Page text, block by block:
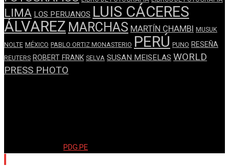
LIMA LOS PERUANOS LUIS CÁCERES
ÁLVAREZ MARCHAS MARTÍN CHAMBI MUSUK
NOLTE MÉXICO PABLO ORTIZ MONASTERIO PERÚ PUNO RESEÑA
REUTERS ROBERT FRANK SELVA SUSAN MEISELAS WORLD
PRESS PHOTO
PDG.PE